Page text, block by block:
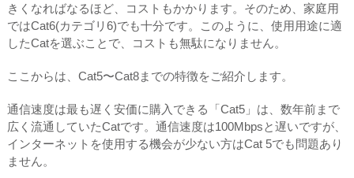
きくなればなるほど、コストもかかります。そのため、家庭用
ではCat6(カテゴリ6)でも十分です。このように、使用用途に適
したCatを選ぶことで、コストも無駄になりません。
ここからは、Cat5〜Cat8までの特徴をご紹介します。
通信速度は最も遅く安価に購入できる「Cat5」は、数年前まで
広く流通していたCatです。通信速度は100Mbpsと遅いですが、
インターネットを使用する機会が少ない方はCat 5でも問題あり
ません。